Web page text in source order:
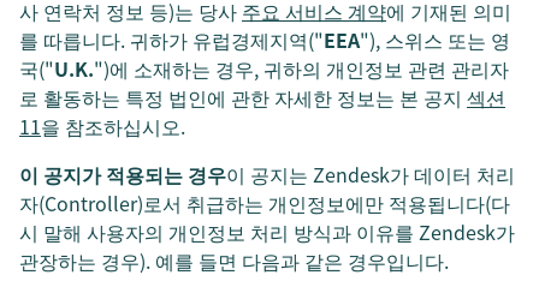
사 연락처 정보 등)는 당사 주요 서비스 계약에 기재된 의미
를 따릅니다. 귀하가 유럽경제지역("EEA"), 스위스 또는 영
국("U.K.")에 소재하는 경우, 귀하의 개인정보 관련 관리자
로 활동하는 특정 법인에 관한 자세한 정보는 본 공지 섹션
11을 참조하십시오.
이 공지가 적용되는 경우이 공지는 Zendesk가 데이터 처리
자(Controller)로서 취급하는 개인정보에만 적용됩니다(다
시 말해 사용자의 개인정보 처리 방식과 이유를 Zendesk가
관장하는 경우). 예를 들면 다음과 같은 경우입니다.